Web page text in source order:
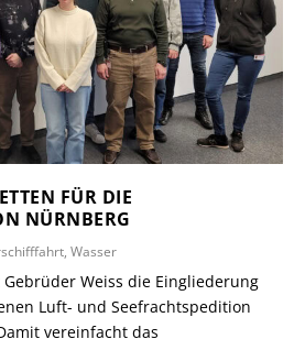
FÜR DIE
NÜRNBERG
,Wasser
Weiss die Eingliederung
Luft- und Seefrachtspedition
vereinfacht das